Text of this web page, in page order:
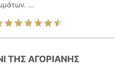
...
ΤΗΣ ΑΓΟΡΙΑΝΗΣ